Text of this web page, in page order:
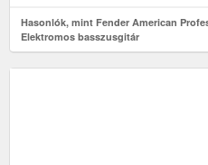
Hasonlók, mint Fender American
Elektromos basszusgitár